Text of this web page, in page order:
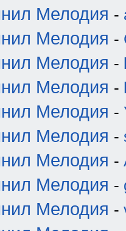
Мелодия -
Мелодия -
Мелодия -
Мелодия -
Мелодия -
Мелодия -
Мелодия -
Мелодия -
Мелодия -